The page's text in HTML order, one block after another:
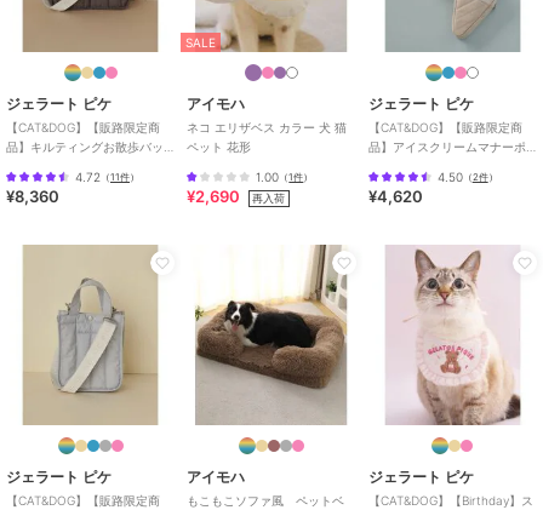
ジェラート ピケ
【CAT&DOG】【販路限定商
品】キルティングお散歩バッ
4.72 （11件）
¥8,360
SALE
アイモハ
ネコ エリザベス カラー 犬 猫
ペット 花形
1.00 （1件）
¥2,690 再入荷
ジェラート ピケ
【CAT&DOG】【販路限定商
品】アイスクリームマナーポ
4.50（2件）
¥4,620
ジェラート ピケ
【CAT&DOG】【販路限定商
アイモハ
もこもこソファ風 ペットベ
ジェラート ピケ
【CAT&DOG】【Birthday】ス